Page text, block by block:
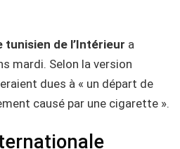
tunisien de l’Intérieur a
mardi. Selon la version
dues à « un départ de
causé par une cigarette ».